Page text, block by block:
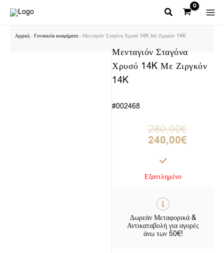
περιεχόμενο
Αρχική - Γυναικεία κοσμήματα - Μενταγιόν Σταγόνα Χρυσό 14K Με Ζιργκόν 14K
Μενταγιόν Σταγόνα
Χρυσό 14K Με Ζιργκόν
14K
#002468
280,00€
Original
price
was:
280,00€.
240,00€
Η
τρέχουσα
τιμή
είναι:
240,00€.
Εξαντλημένο
Δωρεάν Μεταφορικά &
Αντικαταβολή για αγορές
άνω των 50€!